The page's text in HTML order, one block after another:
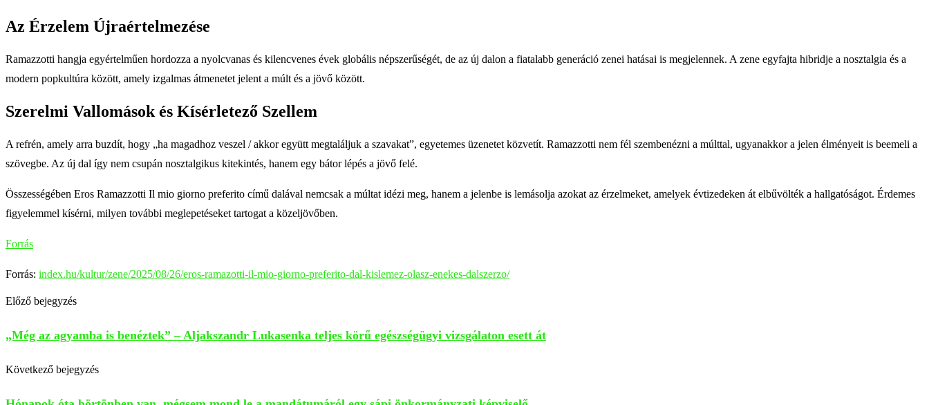
Az Érzelem Újraértelmezése
Ramazzotti hangja egyértelműen hordozza a nyolcvanas és kilencvenes évek globális népszerűségét, de az új dalon a fiatalabb generáció zenei hatásai is megjelennek. A zene egyfajta hibridje a nosztalgia és a
modern popkultúra között, amely izgalmas átmenetet jelent a múlt és a jövő között.
Szerelmi Vallomások és Kísérletező Szellem
A refrén, amely arra buzdít, hogy „ha magadhoz veszel / akkor együtt megtaláljuk a szavakat”, egyetemes üzenetet közvetít. Ramazzotti nem fél szembenézni a múlttal, ugyanakkor a jelen élményeit is beemeli a
szövegbe. Az új dal így nem csupán nosztalgikus kitekintés, hanem egy bátor lépés a jövő felé.
Összességében Eros Ramazzotti Il mio giorno preferito című dalával nemcsak a múltat idézi meg, hanem a jelenbe is lemásolja azokat az érzelmeket, amelyek évtizedeken át elbűvölték a hallgatóságot. Érdemes
figyelemmel kísérni, milyen további meglepetéseket tartogat a közeljövőben.
Forrás
Forrás: index.hu/kultur/zene/2025/08/26/eros-ramazotti-il-mio-giorno-preferito-dal-kislemez-olasz-enekes-dalszerzo/
Előző bejegyzés
„Még az agyamba is benéztek” – Aljakszandr Lukasenka teljes körű egészségügyi vizsgálaton esett át
Következő bejegyzés